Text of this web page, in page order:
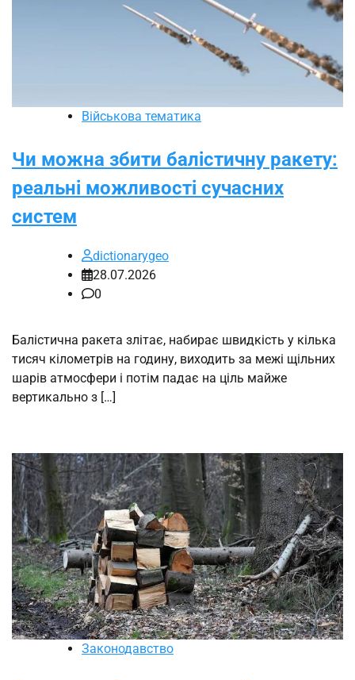
Військова тематика
Чи можна збити балістичну ракету:
реальні можливості сучасних
систем
dictionarygeo
28.07.2026
0
Балістична ракета злітає, набирає швидкість у кілька
тисяч кілометрів на годину, виходить за межі щільних
шарів атмосфери і потім падає на ціль майже
вертикально з […]
Законодавство